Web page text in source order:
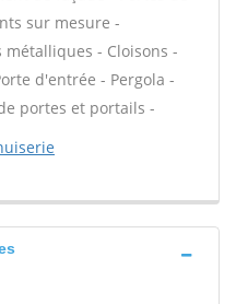
sur mesure -
métalliques - Cloisons -
d'entrée - Pergola -
portes et portails -